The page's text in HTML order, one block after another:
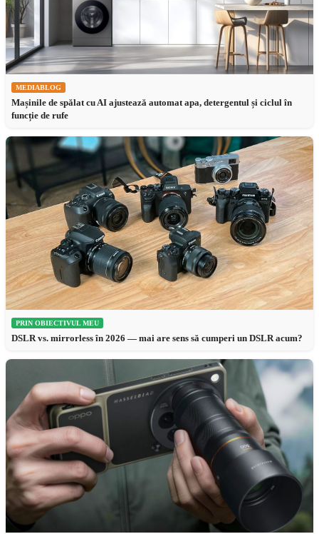
MEDIABLOG
Mașinile de spălat cu AI ajustează automat apa, detergentul și ciclul în
funcție de rufe
PRIN OBIECTIVUL MEU
DSLR vs. mirrorless în 2026 — mai are sens să cumperi un DSLR acum?